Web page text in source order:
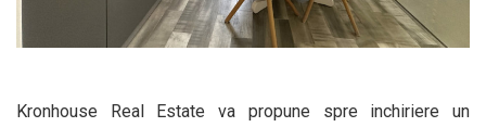
Kronhouse Real Estate va propune spre inchiriere un